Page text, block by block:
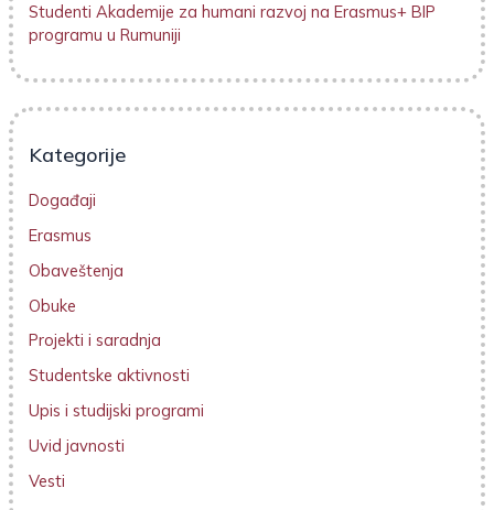
Studenti Akademije za humani razvoj na Erasmus+ BIP
programu u Rumuniji
Kategorije
Događaji
Erasmus
Obaveštenja
Obuke
Projekti i saradnja
Studentske aktivnosti
Upis i studijski programi
Uvid javnosti
Vesti